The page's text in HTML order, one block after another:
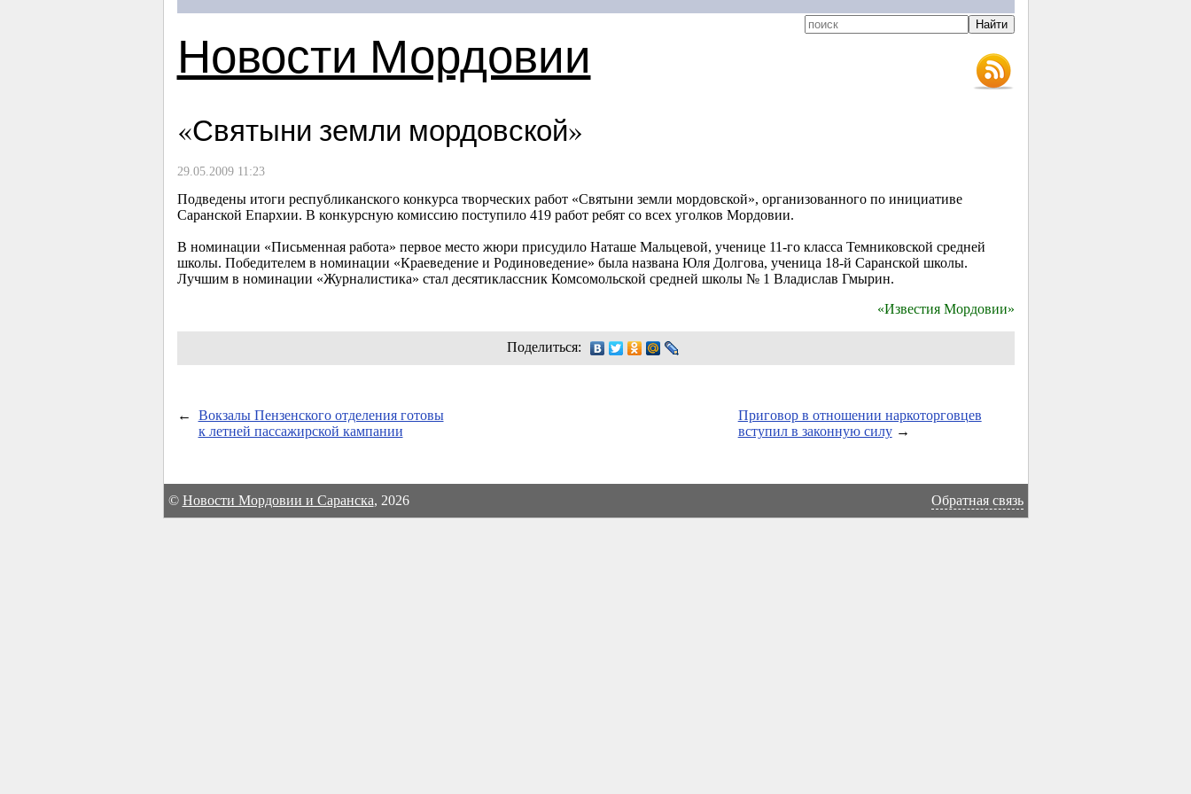
Новости Мордовии
«Святыни земли мордовской»
29.05.2009 11:23
Подведены итоги республиканского конкурса творческих работ «Святыни земли мордовской», организованного по инициативе
Саранской Епархии. В конкурсную комиссию поступило 419 работ ребят со всех уголков Мордовии.
В номинации «Письменная работа» первое место жюри присудило Наташе Мальцевой, ученице 11-гокласса Темниковской средней
школы. Победителем в номинации «Краеведение и Родиноведение» была названа Юля Долгова, ученица 18-й Саранской школы.
Лучшим в номинации «Журналистика» стал десятиклассник Комсомольской средней школы № 1 Владислав Гмырин.
«Известия Мордовии»
Поделиться:
←
Вокзалы Пензенского отделения готовы
к летней пассажирской кампании
Приговор в отношении наркоторговцев
вступил в законную силу→
© Новости Мордовии и Саранска, 2026 Обратная связь